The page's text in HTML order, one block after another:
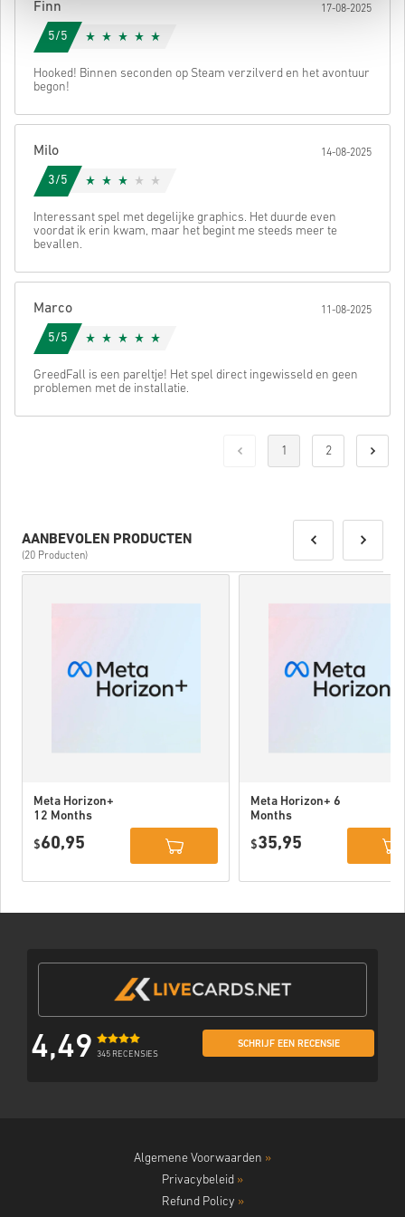
Finn 17-08-2025
5/5
Hooked! Binnen seconden op Steam verzilverd en het avontuur
begon!
Milo 14-08-2025
3/5
Interessant spel met degelijke graphics. Het duurde even
voordat ik erin kwam, maar het begint me steeds meer te
bevallen.
Marco 11-08-2025
5/5
GreedFall is een pareltje! Het spel direct ingewisseld en geen
problemen met de installatie.
1 2
AANBEVOLEN PRODUCTEN
(20 Producten)
Meta Horizon+
12 Months
USA
$60,95
Meta Horizon+ 6
Months
USA
$35,95
4,49 345 RECENSIES
SCHRIJF EEN RECENSIE
Algemene Voorwaarden »
Privacybeleid »
Refund Policy »